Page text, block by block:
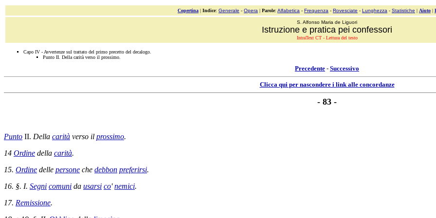
Copertina | Indice: Generale - Opera | Parole: Alfabetica - Frequenza - Rovesciate - Lunghezza - Statistiche | Aiuto |
S. Alfonso Maria de Liguori
Istruzione e pratica pei confessori
IntraText CT - Lettura del testo
Capo IV - Avvertenze sul trattato del primo precetto del decalogo.
Punto II. Della carità verso il prossimo.
Precedente - Successivo
Clicca qui per nascondere i link alle concordanze
- 83 -
Punto II. Della carità verso il prossimo.
14 Ordine della carità.
15. Ordine delle persone che debbon preferirsi.
16. §. I. Segni comuni da usarsi co'nemici.
17. Remissione.